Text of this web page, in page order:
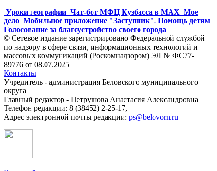
Уроки географии Чат-бот МФЦ Кузбасса в MAX Мое
дело Мобильное приложение "Заступник". Помощь детям
Голосование за благоустройство своего города
© Сетевое издание зарегистрировано Федеральной службой
по надзору в сфере связи, информационных технологий и
массовых коммуникаций (Роскомнадзором) ЭЛ № ФС77-
89776 от 08.07.2025
Контакты
Учредитель - администрация Беловского муниципального
округа
Главный редактор - Петрушова Анастасия Александровна
Телефон редакции: 8 (38452) 2-25-17,
Адрес электронной почты редакции: ps@belovorn.ru